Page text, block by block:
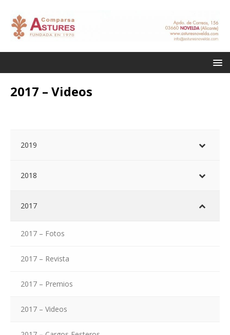
2017 – Videos
2019
2018
2017
2017 – Fotos
2017 – Revista
2017 – Premios
2017 – Videos